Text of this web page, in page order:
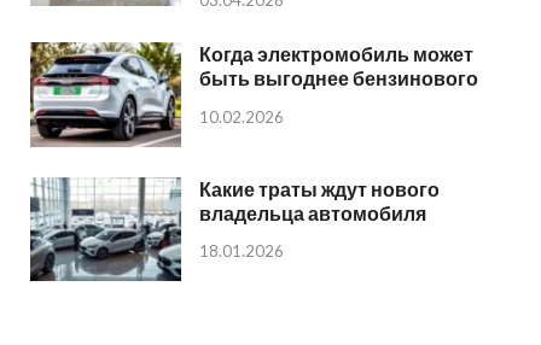
Когда электромобиль может
быть выгоднее бензинового
10.02.2026
Какие траты ждут нового
владельца автомобиля
18.01.2026